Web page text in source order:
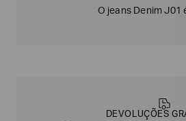
O jeans Denim J01
DEVOLUÇÕES